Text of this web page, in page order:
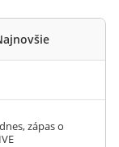
zápas o